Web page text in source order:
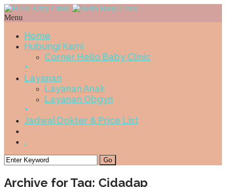
Menu
Home
Hubungi Kami
Corner Hello Baby Clinic
+
Layanan
Layanan Anak
Layanan Obgyn
+
Jadwal Dokter & Price List
.
Archive for Tag: Cidadap